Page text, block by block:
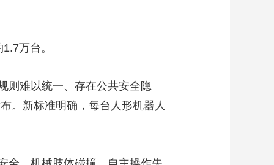
万台。
难以统一、存在公共安全隐
。新标准明确，每台人形机器人